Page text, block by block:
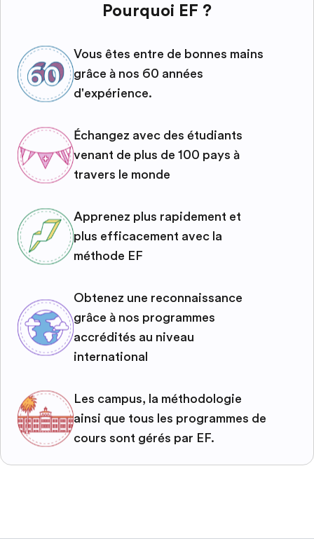
Pourquoi EF ?
Vous êtes entre de bonnes mains
grâce à nos 60 années
d'expérience.
Échangez avec des étudiants
venant de plus de 100 pays à
travers le monde
Apprenez plus rapidement et
plus efficacement avec la
méthode EF
Obtenez une reconnaissance
grâce à nos programmes
accrédités au niveau
international
Les campus, la méthodologie
ainsi que tous les programmes de
cours sont gérés par EF.